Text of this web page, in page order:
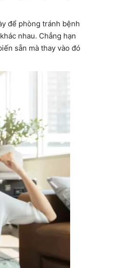
để phòng tránh bệnh
nhau. Chẳng hạn
sẵn mà thay vào đó